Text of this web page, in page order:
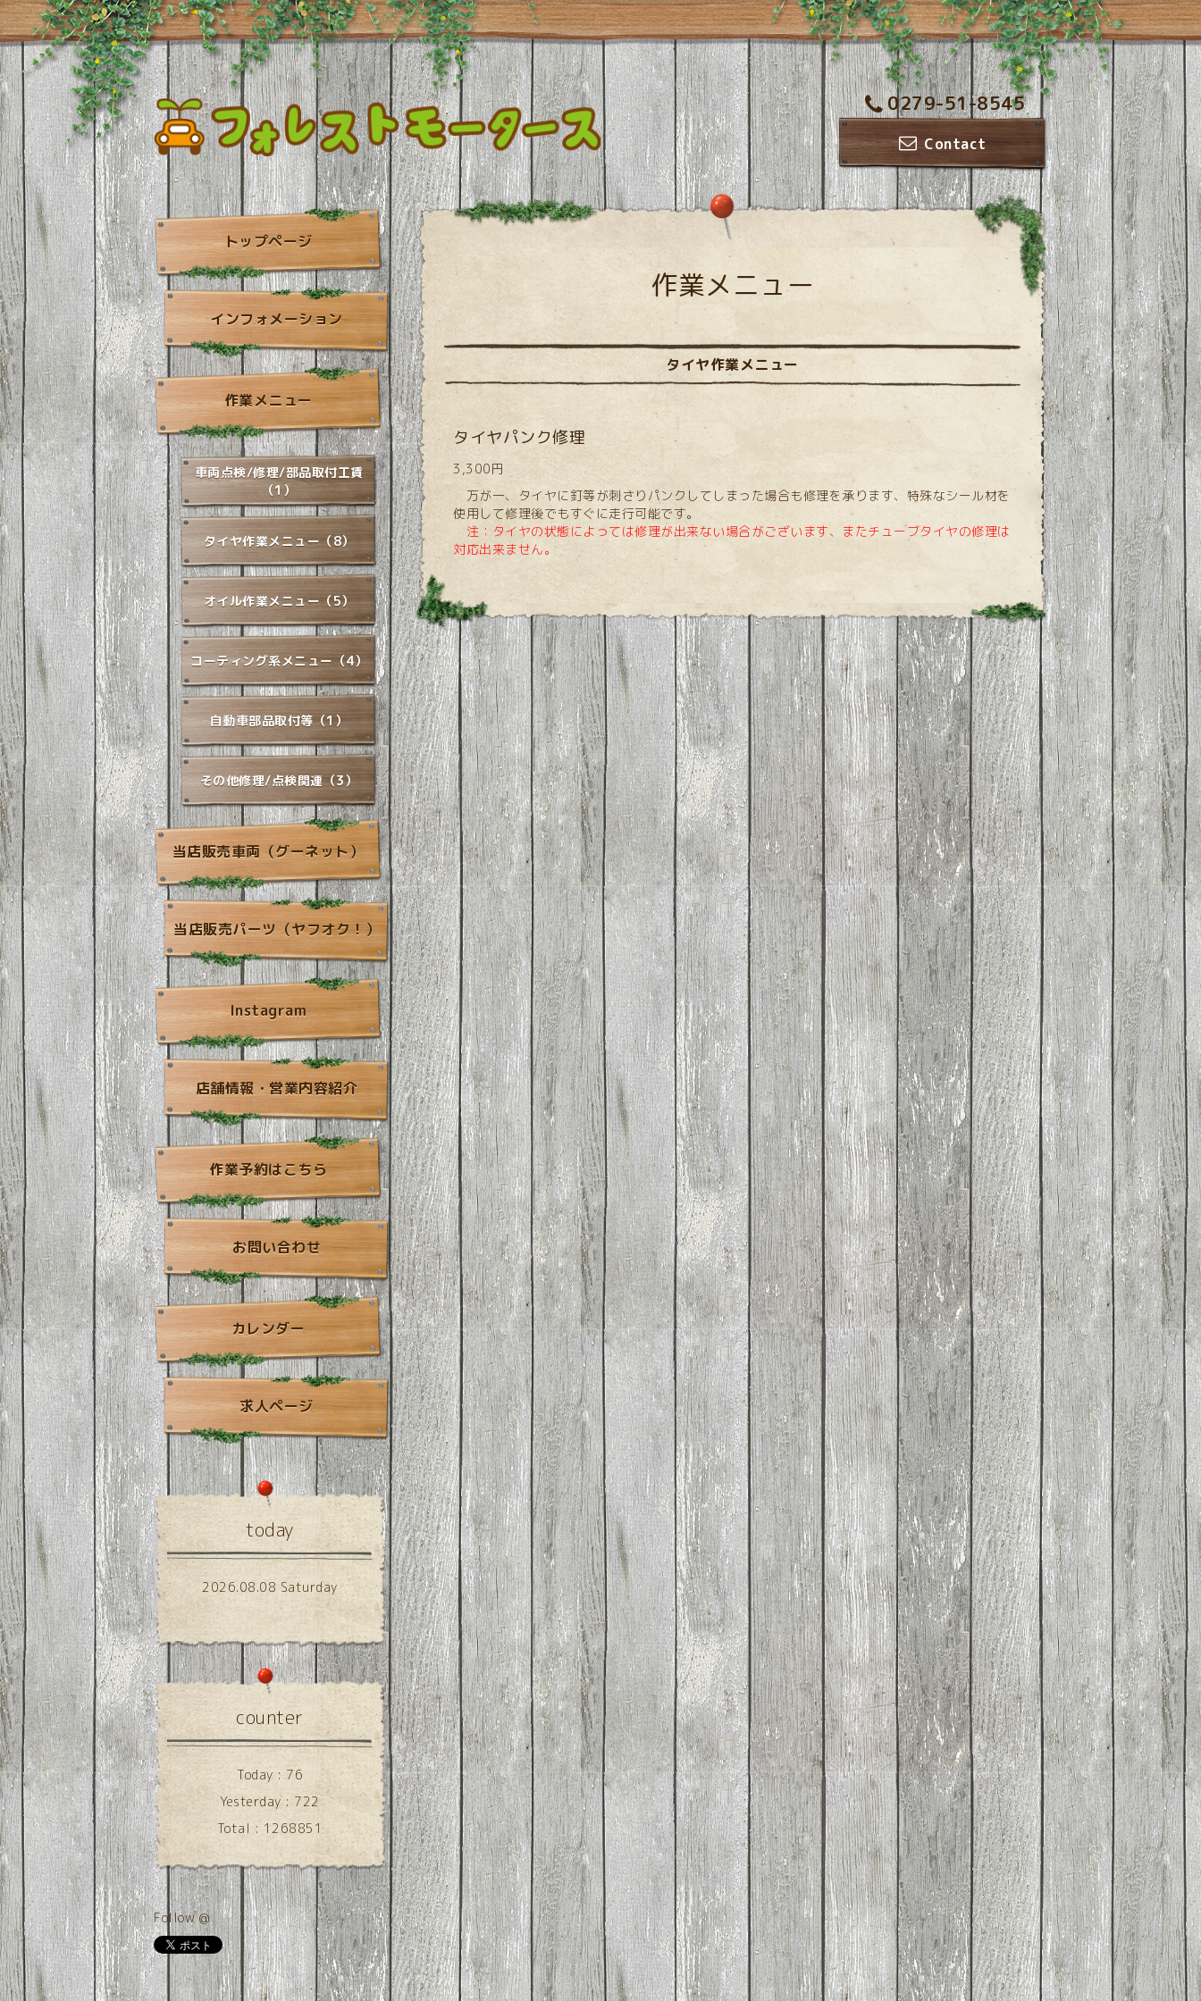
0279-51-8545
Contact
作業メニュー
タイヤ作業メニュー
タイヤパンク修理
3,300円
万が一、タイヤに釘等が刺さりパンクしてしまった場合も修理を承ります、特殊なシール材を
使用して修理後でもすぐに走行可能です。
注：タイヤの状態によっては修理が出来ない場合がございます、またチューブタイヤの修理は
対応出来ません。
トップページ
インフォメーション
作業メニュー
車両点検/修理/部品取付工賃
（1）
タイヤ作業メニュー（8）
オイル作業メニュー（5）
コーティング系メニュー（4）
自動車部品取付等（1）
その他修理/点検関連（3）
当店販売車両（グーネット）
当店販売パーツ（ヤフオク！）
Instagram
店舗情報・営業内容紹介
作業予約はこちら
お問い合わせ
カレンダー
求人ページ
today
2026.08.08 Saturday
counter
Today : 76
Yesterday : 722
Total : 1268851
Follow @